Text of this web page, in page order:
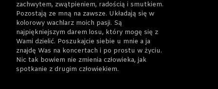
zachwytem, zwątpieniem, radością i smutkiem.
Pozostają ze mną na zawsze. Układają się w
kolorowy wachlarz moich pasji. Są
najpiękniejszym darem losu, który mogę się z
Wami dzielić. Poszukajcie siebie u mnie a ja
znajdę Was na koncertach i po prostu w życiu.
Nic tak bowiem nie zmienia człowieka, jak
spotkanie z drugim człowiekiem.